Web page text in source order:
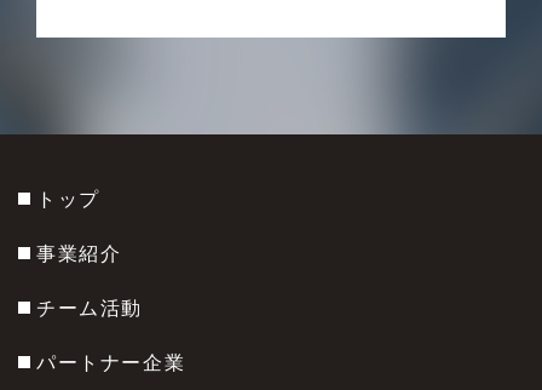
トップ
事業紹介
チーム活動
パートナー企業